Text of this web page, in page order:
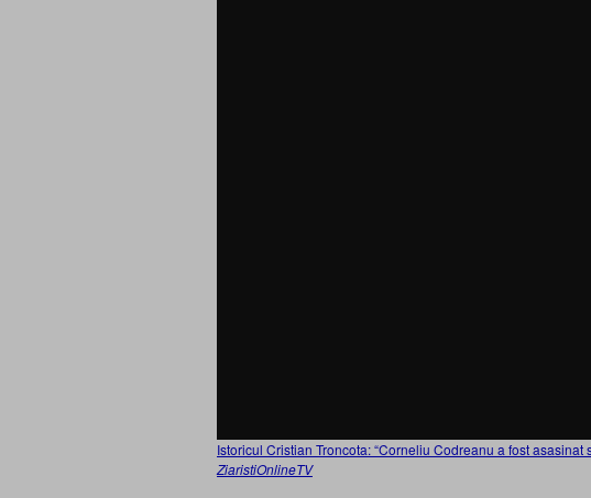
Istoricul Cristian Troncota: “Corneliu Codreanu a fost
ZiaristiOnlineTV